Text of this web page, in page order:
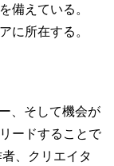
備えている。
に所在する。
、そして機会が
ードすることで
、クリエイタ